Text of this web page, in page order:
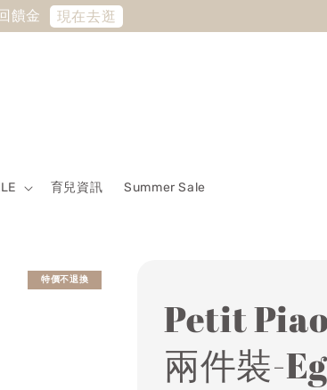
500回饋金 滿8500送800回饋金
育兒資訊 Summer Sale
特價不退換
Petit
兩件裝-